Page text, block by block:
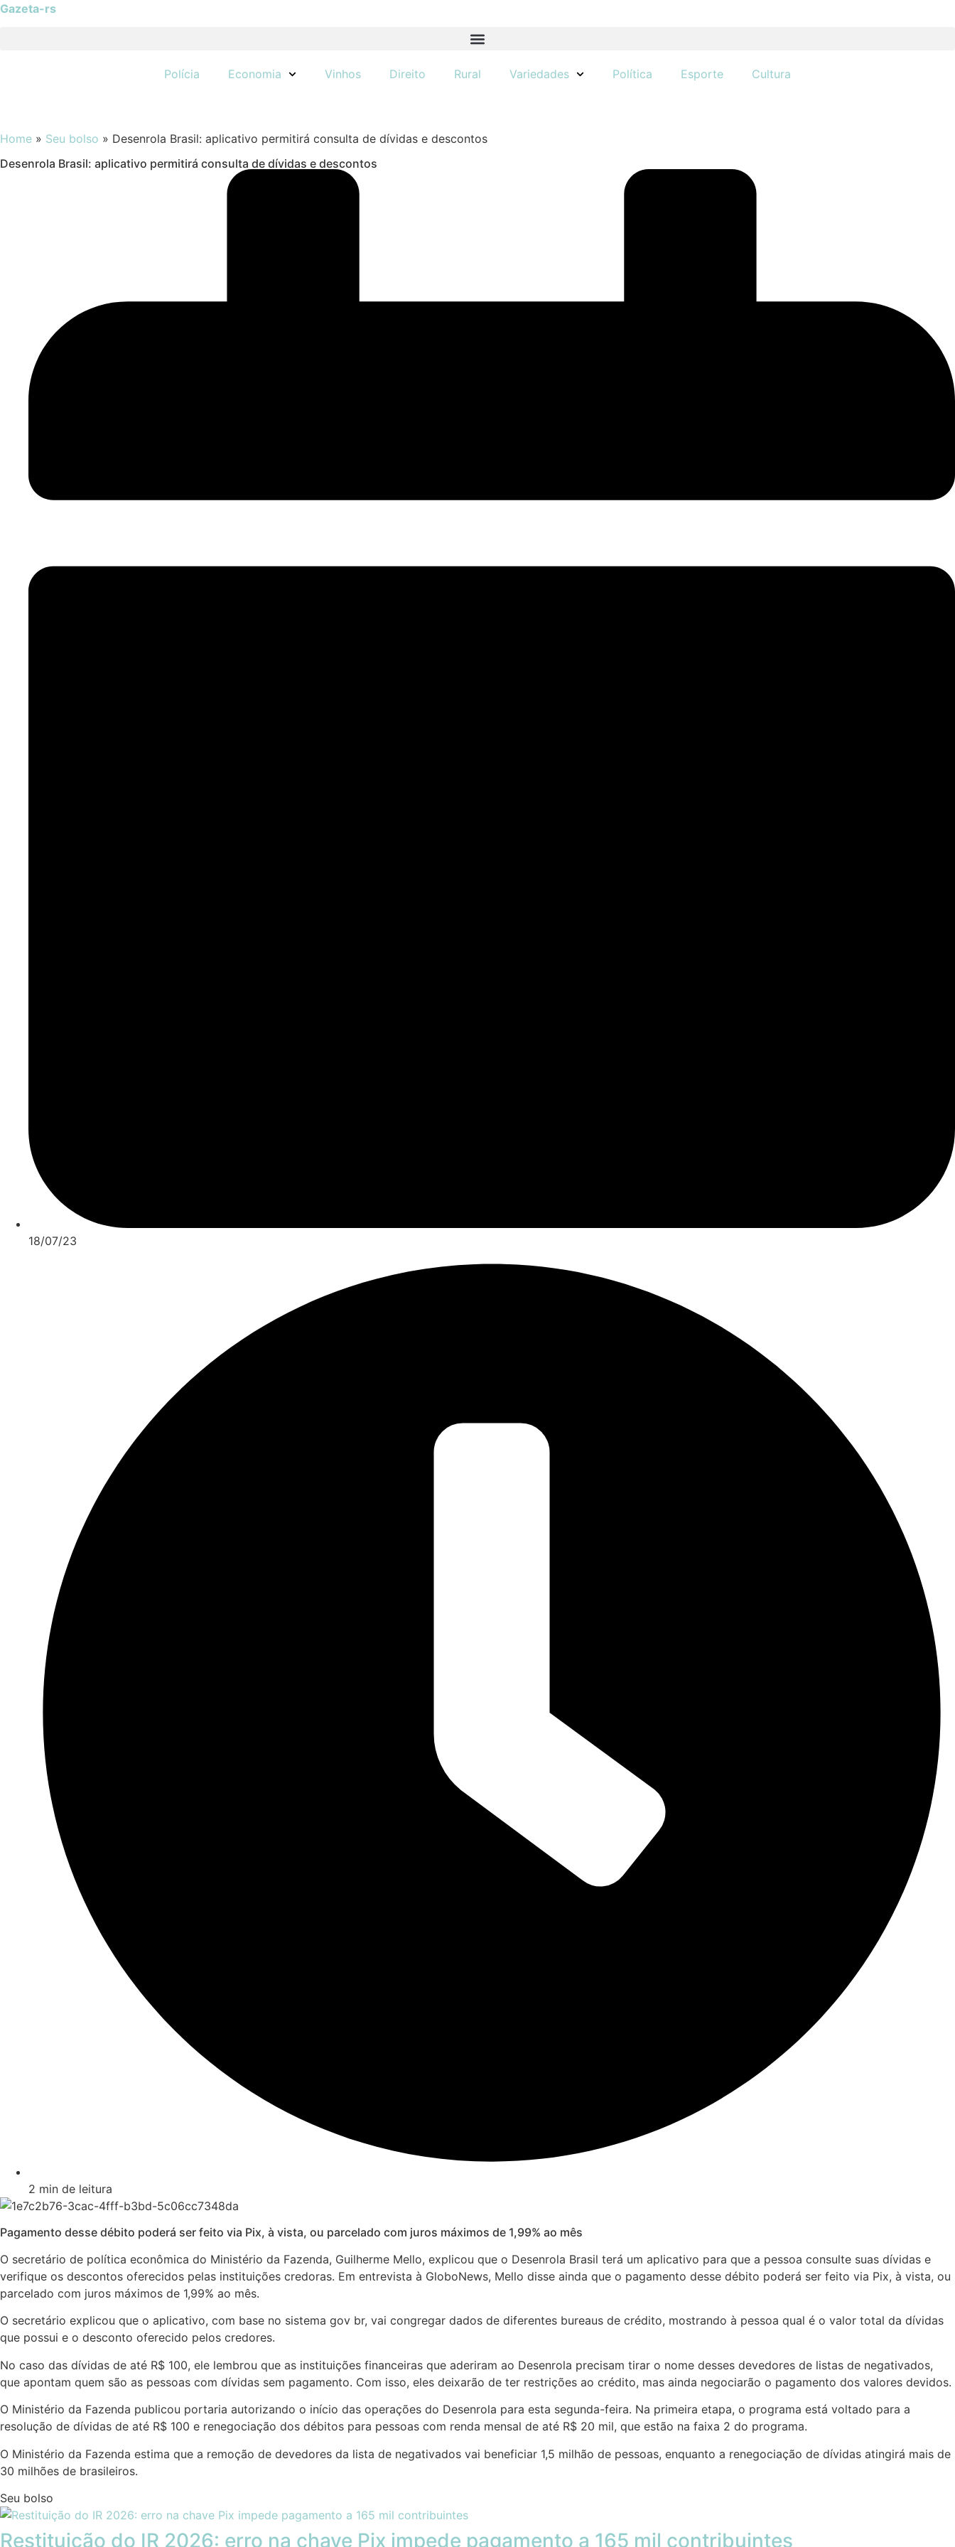
Gazeta-rs
Polícia Economia Vinhos Direito Rural Variedades Política Esporte Cultura
Home » Seu bolso » Desenrola Brasil: aplicativo permitirá consulta de dívidas e descontos
Desenrola Brasil: aplicativo permitirá consulta de dívidas e descontos
18/07/23
2 min de leitura
Pagamento desse débito poderá ser feito via Pix, à vista, ou parcelado com juros máximos de 1,99% ao mês
O secretário de política econômica do Ministério da Fazenda, Guilherme Mello, explicou que o Desenrola Brasil terá um aplicativo para que a pessoa consulte suas dívidas e
verifique os descontos oferecidos pelas instituições credoras. Em entrevista à GloboNews, Mello disse ainda que o pagamento desse débito poderá ser feito via Pix, à vista, ou
parcelado com juros máximos de 1,99% ao mês.
O secretário explicou que o aplicativo, com base no sistema gov br, vai congregar dados de diferentes bureaus de crédito, mostrando à pessoa qual é o valor total da dívidas
que possui e o desconto oferecido pelos credores.
No caso das dívidas de até R$ 100, ele lembrou que as instituições financeiras que aderiram ao Desenrola precisam tirar o nome desses devedores de listas de negativados,
que apontam quem são as pessoas com dívidas sem pagamento. Com isso, eles deixarão de ter restrições ao crédito, mas ainda negociarão o pagamento dos valores devidos.
O Ministério da Fazenda publicou portaria autorizando o início das operações do Desenrola para esta segunda-feira. Na primeira etapa, o programa está voltado para a
resolução de dívidas de até R$ 100 e renegociação dos débitos para pessoas com renda mensal de até R$ 20 mil, que estão na faixa 2 do programa.
O Ministério da Fazenda estima que a remoção de devedores da lista de negativados vai beneficiar 1,5 milhão de pessoas, enquanto a renegociação de dívidas atingirá mais de
30 milhões de brasileiros.
Seu bolso
Restituição do IR 2026: erro na chave Pix impede pagamento a 165 mil contribuintes